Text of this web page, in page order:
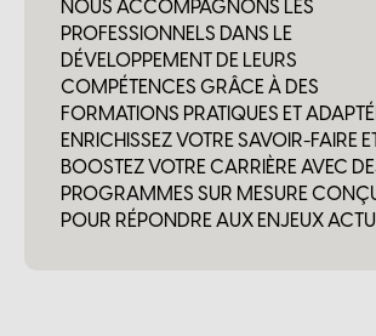
NOUS ACCOMPAGNONS LES
PROFESSIONNELS DANS LE
DÉVELOPPEMENT DE LEURS
COMPÉTENCES GRÂCE À DES
FORMATIONS PRATIQUES ET
ENRICHISSEZ VOTRE SAVOIR-FAIRE
BOOSTEZ VOTRE CARRIÈRE AVEC
PROGRAMMES SUR MESURE
POUR RÉPONDRE AUX ENJEUX